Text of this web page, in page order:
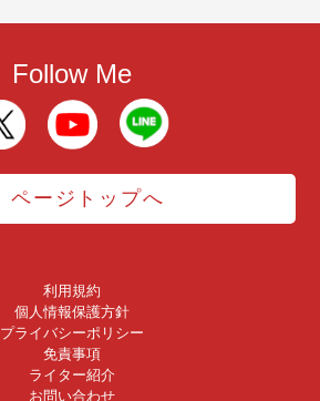
Follow Me
ページトップへ
利用規約
個人情報保護方針
プライバシーポリシー
免責事項
ライター紹介
お問い合わせ